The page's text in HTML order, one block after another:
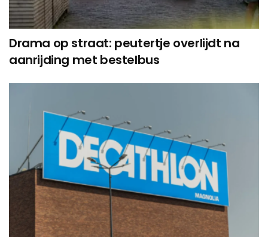
Drama op straat: peutertje overlijdt na
aanrijding met bestelbus